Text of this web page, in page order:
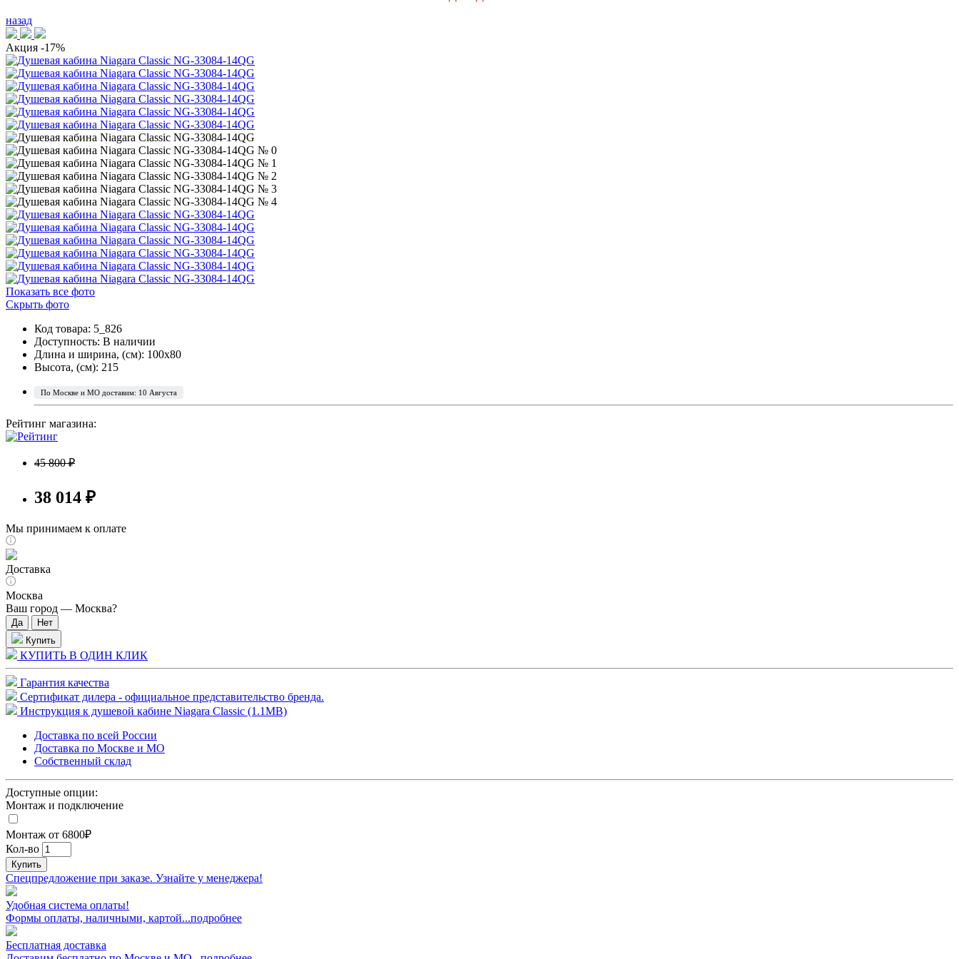
назад
Акция -17%
Показать все фото
Скрыть фото
Код товара: 5_826
Доступность: В наличии
Длина и ширина, (см): 100x80
Высота, (см): 215
По Москве и МО доставим: 10 Августа
Рейтинг магазина:
45 800 ₽
38 014 ₽
Мы принимаем к оплате
Доставка
Москва
Ваш город — Москва?
Купить
КУПИТЬ В ОДИН КЛИК
Гарантия качества
Сертификат дилера - официальное представительство бренда.
Инструкция к душевой кабине Niagara Classic (1.1MB)
Доставка по всей России
Доставка по Москве и МО
Собственный склад
Доступные опции:
Монтаж и подключение
Монтаж от 6800₽
Кол-во
Купить
Спецпредложение при заказе. Узнайте у менеджера!
Удобная система оплаты!
Формы оплаты, наличными, картой...подробнее
Бесплатная доставка